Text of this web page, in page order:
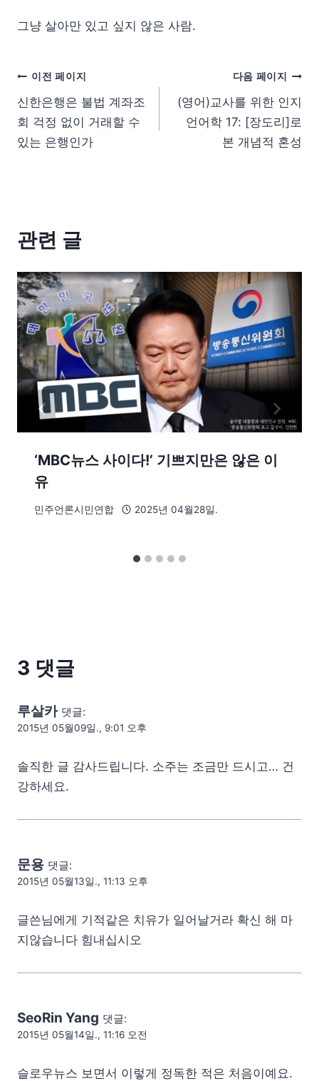
그냥 살아만 있고 싶지 않은 사람.
이전 페이지
신한은행은 불법 계좌조
회 걱정 없이 거래할 수
있는 은행인가
다음 페이지
(영어)교사를 위한 인지
언어학 17: [장도리]로
본 개념적 혼성
관련 글
‘MBC뉴스 사이다!’ 기쁘지만은 않은 이
유
민주언론시민연합 2025년 04월28일.
3 댓글
루살카 댓글:
2015년 05월09일., 9:01 오후
솔직한 글 감사드립니다. 소주는 조금만 드시고… 건
강하세요.
문용 댓글:
2015년 05월13일., 11:13 오후
글쓴님에게 기적같은 치유가 일어날거라 확신 해 마
지않습니다 힘내십시오
SeoRin Yang 댓글:
2015년 05월14일., 11:16 오전
슬로우뉴스 보면서 이렇게 정독한 적은 처음이예요.